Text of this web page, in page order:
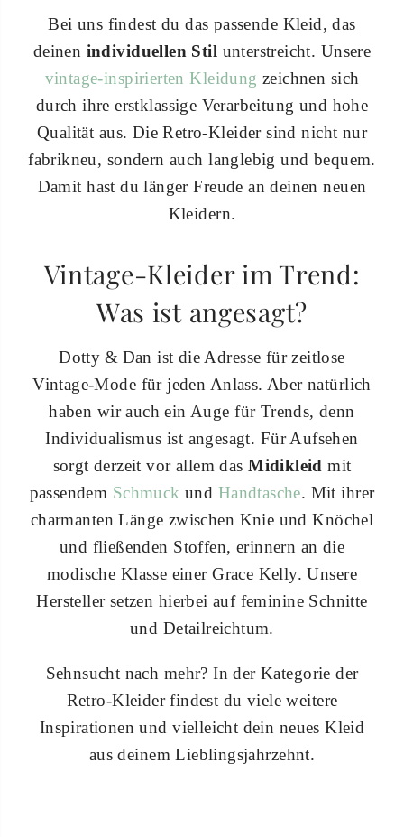
Bei uns findest du das passende Kleid, das
deinen individuellen Stil unterstreicht. Unsere
vintage-inspirierten Kleidung zeichnen sich
durch ihre erstklassige Verarbeitung und hohe
Qualität aus. Die Retro-Kleider sind nicht nur
fabrikneu, sondern auch langlebig und bequem.
Damit hast du länger Freude an deinen neuen
Kleidern.
Vintage-Kleider im Trend:
Was ist angesagt?
Dotty & Dan ist die Adresse für zeitlose
Vintage-Mode für jeden Anlass. Aber natürlich
haben wir auch ein Auge für Trends, denn
Individualismus ist angesagt. Für Aufsehen
sorgt derzeit vor allem dasMidikleid mit
passendem Schmuck und Handtasche. Mit ihrer
charmanten Länge zwischen Knie und Knöchel
und fließenden Stoffen, erinnern an die
modische Klasse einer Grace Kelly. Unsere
Hersteller setzen hierbei auf feminine Schnitte
und Detailreichtum.
Sehnsucht nach mehr? In der Kategorie der
Retro-Kleider findest du viele weitere
Inspirationen und vielleicht dein neues Kleid
aus deinem Lieblingsjahrzehnt.